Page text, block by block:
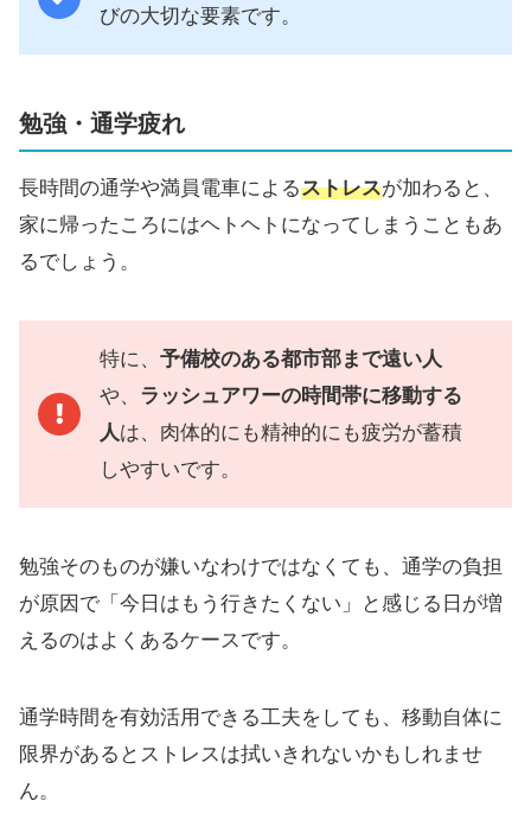
びの大切な要素です。
勉強・通学疲れ
長時間の通学や満員電車によるストレスが加わると、
家に帰ったころにはヘトヘトになってしまうこともあ
るでしょう。
特に、 予備校のある都市部まで遠い人
や、 ラッシュアワーの時間帯に移動する
人は、肉体的にも精神的にも疲労が蓄積
しやすいです。
勉強そのものが嫌いなわけではなくても、通学の負担
が原因で「今日はもう行きたくない」と感じる日が増
えるのはよくあるケースです。
通学時間を有効活用できる工夫をしても、移動自体に
限界があるとストレスは拭いきれないかもしれませ
ん。